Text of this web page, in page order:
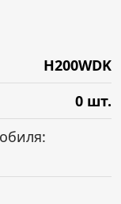
H200WDK
0 шт.